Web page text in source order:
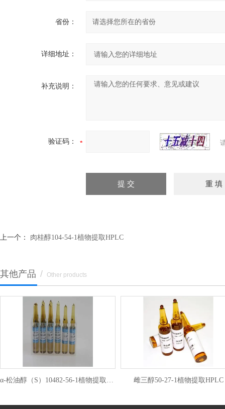
省份：
详细地址：
补充说明：
验证码：
上一个： 肉桂醇104-54-1植物提取HPLC
其他产品 / Other products
α-松油醇（S）10482-56-1植物提取HPLC 雌三醇50-27-1植物提取HPLC